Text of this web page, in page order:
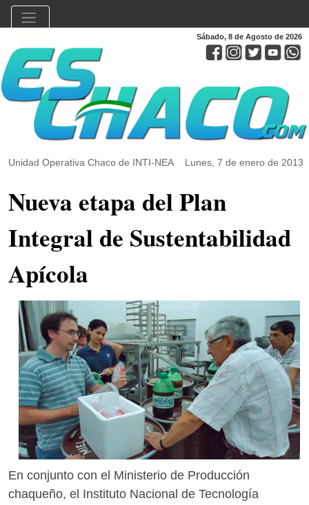
Sábado, 8 de Agosto de 2026
Unidad Operativa Chaco de INTI-NEA Lunes, 7 de enero de 2013
Nueva etapa del Plan
Integral de Sustentabilidad
Apícola
En conjunto con el Ministerio de Producción
chaqueño, el Instituto Nacional de Tecnología